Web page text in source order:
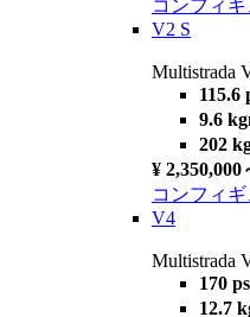
コンフィ
V2 S
Multistrada
115.6
9.6
202
¥ 2,350,000
コンフィ
V4
Multistrada
170 ps
12.7